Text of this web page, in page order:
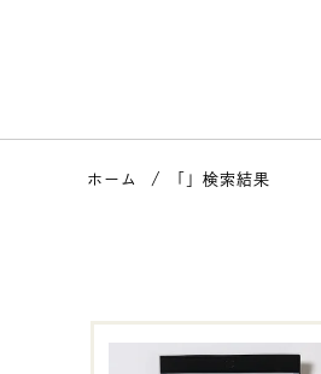
ホーム 「」検索結果